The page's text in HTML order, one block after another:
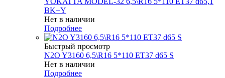
BK+Y
Нет в наличии
Подробнее
Быстрый просмотр
N2O Y3160 6,5\R16 5*110 ET37 d65 S
Нет в наличии
Подробнее